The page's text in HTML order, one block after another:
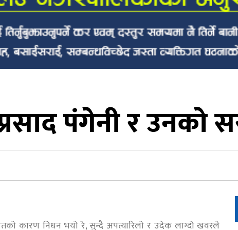
पंगेनी र उनको
कारण निधन भयो रे, सुन्दै अपत्यारिलो र उदेक लाग्दो खवरले